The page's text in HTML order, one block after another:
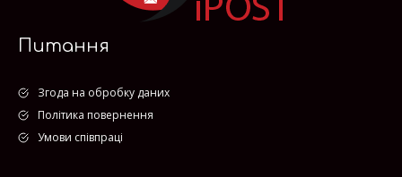
Питання
Згода на обробку даних
Політика повернення
Умови співпраці